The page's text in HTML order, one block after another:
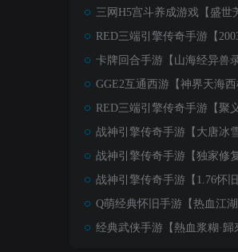
三网H5宫斗养成游戏【盛
RED三端引擎传奇手游【
卡牌回合手游【山海经异兽
GGE2互通西游【神界天海
RED三端引擎传奇手游【聚
战神引擎传奇手游【大唐冰
战神引擎传奇手游【独家修
战神引擎传奇手游【1.76怀
Q萌经典怀旧手游【热血江
经典武侠手游【熱血浆糊·